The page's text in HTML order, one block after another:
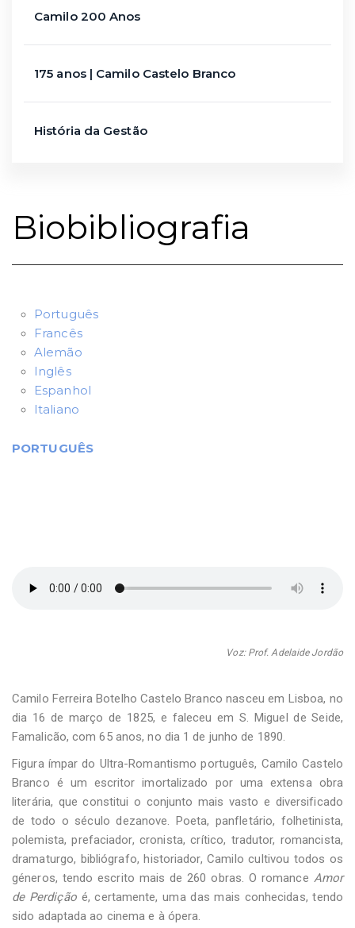
Camilo 200 Anos
175 anos | Camilo Castelo Branco
História da Gestão
Biobibliografia
Português
Francês
Alemão
Inglês
Espanhol
Italiano
PORTUGUÊS
Voz: Prof. Adelaide Jordão
Camilo Ferreira Botelho Castelo Branco nasceu em Lisboa, no
dia 16 de março de 1825, e faleceu em S. Miguel de Seide,
Famalicão, com 65 anos, no dia 1 de junho de 1890.
Figura ímpar do Ultra-Romantismo português, Camilo Castelo
Branco é um escritor imortalizado por uma extensa obra
literária, que constitui o conjunto mais vasto e diversificado
de todo o século dezanove. Poeta, panfletário, folhetinista,
polemista, prefaciador, cronista, crítico, tradutor, romancista,
dramaturgo, bibliógrafo, historiador, Camilo cultivou todos os
géneros, tendo escrito mais de 260 obras. O romance Amor
de Perdiçãoé, certamente, uma das mais conhecidas, tendo
sido adaptada ao cinema e à ópera.